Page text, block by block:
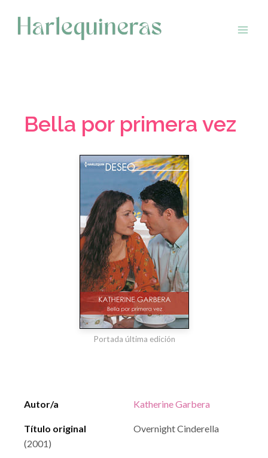
contenido
Bella por primera vez
Autor/a Katherine Garbera
Título original
Overnight Cinderella
(2001)
Portada última edición